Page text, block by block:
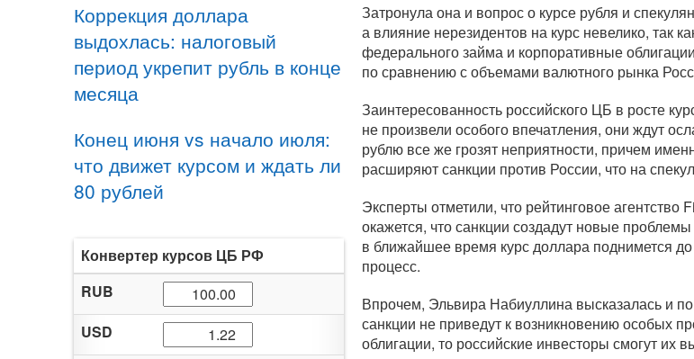
Коррекция доллара
выдохлась: налоговый
период укрепит рубль в конце
месяца
Конец июня vs начало июля:
что движет курсом и ждать ли
80 рублей
Конвертер курсов ЦБ РФ
RUB
USD
Затронула она и вопрос о курсе рубля и
а влияние нерезидентов на курс невелико, так
федерального займа и корпоративные
по сравнению с объемами валютного рынка
Заинтересованность российского ЦБ в росте
не произвели особого впечатления, они ждут
рублю все же грозят неприятности, причем
расширяют санкции против России, что на
Эксперты отметили, что рейтинговое
окажется, что санкции создадут новые
в ближайшее время курс доллара поднимется
процесс.
Впрочем, Эльвира Набиуллина высказалась и
санкции не приведут к возникновению особых
облигации, то российские инвесторы смогут их